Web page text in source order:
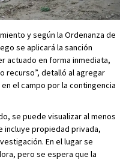
y según la Ordenanza de
se aplicará la sanción
actuado en forma inmediata,
recurso”, detalló al agregar
el campo por la contingencia
se puede visualizar al menos
incluye propiedad privada,
En el lugar se
pero se espera que la